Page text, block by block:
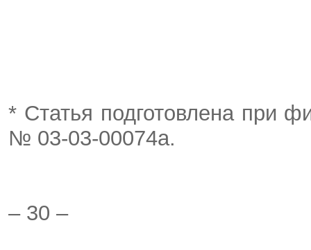
* Статья подготовлена при
№ 03-03-00074а.
– 30 –